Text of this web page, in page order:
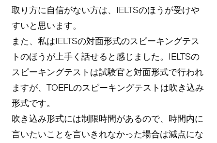
取り方に自信がない方は、IELTSのほうが受けや
すいと思います。
また、私はIELTSの対面形式のスピーキングテス
トのほうが上手く話せると感じました。IELTSの
スピーキングテストは試験官と対面形式で行われ
ますが、TOEFLのスピーキングテストは吹き込み
形式です。
吹き込み形式には制限時間があるので、時間内に
言いたいことを言いきれなかった場合は減点にな